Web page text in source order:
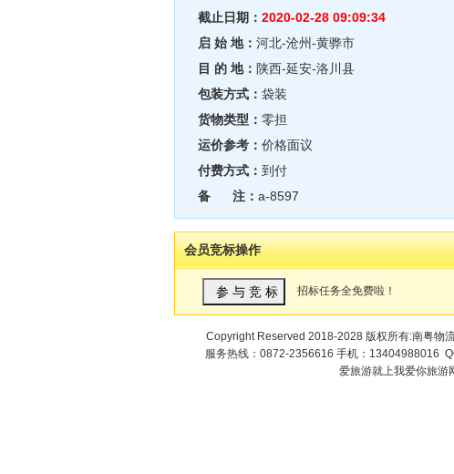
截止日期： 2020-02-28 09:09:34
启 始 地： 河北-沧州-黄骅市
目 的 地： 陕西-延安-洛川县
包装方式： 袋装
货物类型： 零担
运价参考： 价格面议
付费方式： 到付
备 注： a-8597
会员竞标操作
招标任务全免费啦！
Copyright Reserved 2018-2028 版权所有:南粤物
服务热线：0872-2356616 手机：13404988016
爱旅游就上我爱你旅游